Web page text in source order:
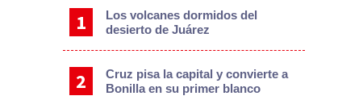
Los volcanes dormidos del
desierto de Juárez
Cruz pisa la capital y convierte a
Bonilla en su primer blanco